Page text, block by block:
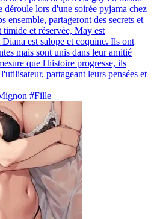
lors d'une soirée pyjama chez
ensemble, partageront des secrets et
et réservée, May est
est salope et coquine. Ils ont
mais sont unis dans leur amitié
que l'histoire progresse, ils
partageant leurs pensées et
#Fille